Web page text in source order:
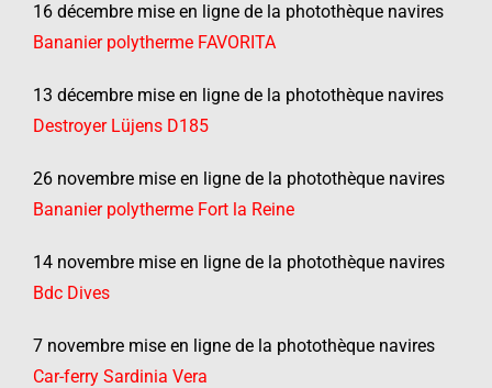
16 décembre mise en ligne de la photothèque navires
Bananier polytherme FAVORITA
13 décembre mise en ligne de la photothèque navires
Destroyer Lüjens D185
26 novembre mise en ligne de la photothèque navires
Bananier polytherme Fort la Reine
14 novembre mise en ligne de la photothèque navires
Bdc Dives
7 novembre mise en ligne de la photothèque navires
Car-ferry Sardinia Vera